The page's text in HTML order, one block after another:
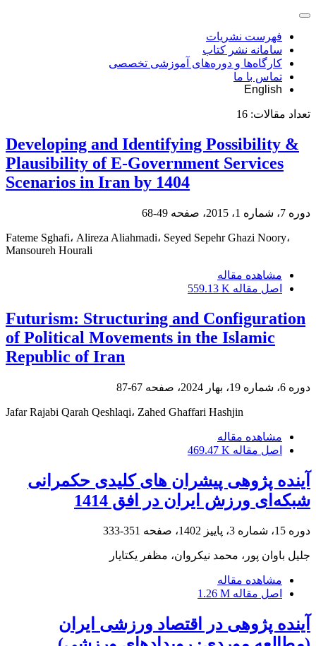
فهرست نشریات
سامانه نشر کتاب
کارگاه‌ها و دوره‌های آموزشی تخصصی
تماس با ما
English
تعداد مقالات: 16
Developing and Identifying Possibility &
Plausibility of E-Government Services
Scenarios in Iran by 1404
دوره 7، شماره 1، 2015، صفحه 49-68
Fateme Sghafi، Alireza Aliahmadi، Seyed Sepehr Ghazi Noory،
Mansoureh Hourali
مشاهده مقاله
اصل مقاله 559.13 K
Futurism: Structuring and Configuration
of Political Movements in the Islamic
Republic of Iran
دوره 6، شماره 19، بهار 2024، صفحه 67-87
Jafar Rajabi Qarah Qeshlaqi، Zahed Ghaffari Hashjin
مشاهده مقاله
اصل مقاله 469.47 K
آینده پژوهی پیشران های کلیدی حکمرانی
شبکه‌ای ورزش ایران در افق 1414
دوره 15، شماره 3، پاییز 1402، صفحه 351-333
جلیل باوان پور، محمد نیکروان، مظفر یکتایار
مشاهده مقاله
اصل مقاله 1.26 M
آینده پژوهی در اقتصاد ورزشی ایران